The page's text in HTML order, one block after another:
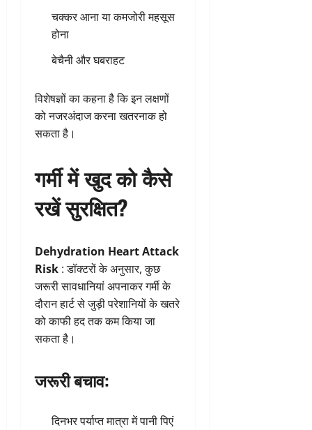
चक्कर आना या कमजोरी महसूस
होना
बेचैनी और घबराहट
विशेषज्ञों का कहना है कि इन लक्षणों
को नजरअंदाज करना खतरनाक हो
सकता है।
गर्मी में खुद को कैसे
रखें सुरक्षित?
Dehydration Heart Attack
Risk : डॉक्टरों के अनुसार, कुछ
जरूरी सावधानियां अपनाकर गर्मी के
दौरान हार्ट से जुड़ी परेशानियों के खतरे
को काफी हद तक कम किया जा
सकता है।
जरूरी बचाव:
दिनभर पर्याप्त मात्रा में पानी पिएं